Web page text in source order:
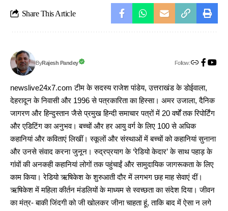
Share This Article
ByRajesh Pandey Follow:
newslive24x7.com टीम के सदस्य राजेश पांडेय, उत्तराखंड के डोईवाला,
देहरादून के निवासी और 1996 से पत्रकारिता का हिस्सा। अमर उजाला, दैनिक
जागरण और हिन्दुस्तान जैसे प्रमुख हिन्दी समाचार पत्रों में 20 वर्षों तक रिपोर्टिंग
और एडिटिंग का अनुभव। बच्चों और हर आयु वर्ग के लिए 100 से अधिक
कहानियां और कविताएं लिखीं। स्कूलों और संस्थाओं में बच्चों को कहानियां सुनाना
और उनसे संवाद करना जुनून। रुद्रप्रयाग के ‘रेडियो केदार’ के साथ पहाड़ के
गांवों की अनकही कहानियां लोगों तक पहुंचाईं और सामुदायिक जागरूकता के लिए
काम किया। रेडियो ऋषिकेश के शुरुआती दौर में लगभग छह माह सेवाएं दीं।
ऋषिकेश में महिला कीर्तन मंडलियों के माध्यम से स्वच्छता का संदेश दिया। जीवन
का मंत्र- बाकी जिंदगी को जी खोलकर जीना चाहता हूं, ताकि बाद में ऐसा न लगे